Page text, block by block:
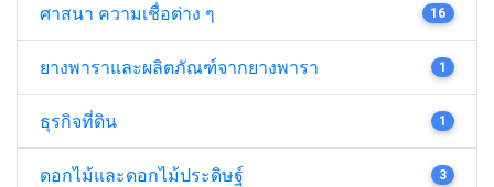
ศาสนา ความเชื่อต่าง ๆ 16
ยางพาราและผลิตภัณฑ์จากยางพารา 1
ธุรกิจที่ดิน 1
ดอกไม้และดอกไม้ประดิษฐ์ 3